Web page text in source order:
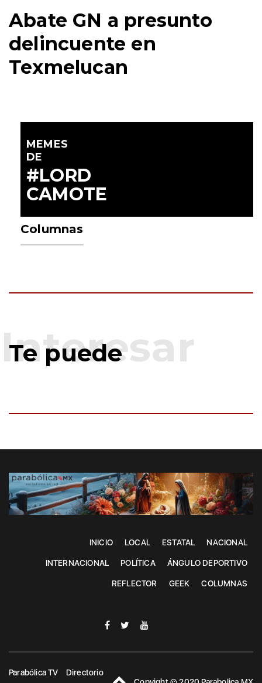
Abate GN a presunto
delincuente en
Texmelucan
MEMES
DE
#LORD
CAMOTE
Columnas
Te puede
INICIO LOCAL ESTATAL NACIONAL
INTERNACIONAL POLÍTICA ÁNGULO DEPORTIVO
REFLECTOR GEEK COLUMNAS
Parabólica TV
Directorio